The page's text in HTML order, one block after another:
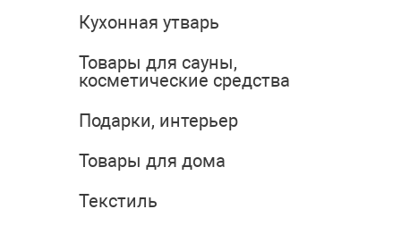
Кухонная утварь
Товары для сауны,
косметические средства
Подарки, интерьер
Товары для дома
Текстиль